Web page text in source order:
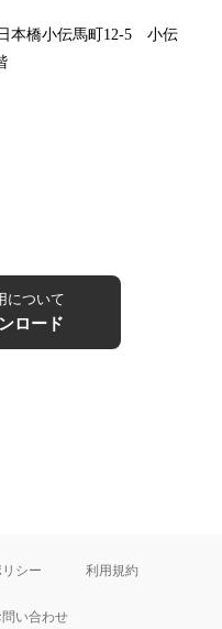
本橋小伝馬町12-5 小伝
について
ロード
シー 利用規約
い合わせ